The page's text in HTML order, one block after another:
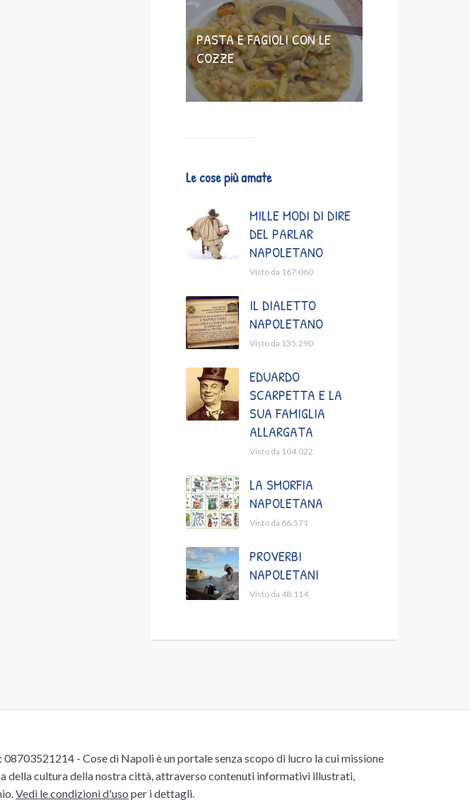
PASTA E FAGIOLI CON LE
COZZE
Le cose più amate
MILLE MODI DI DIRE
DEL PARLAR
NAPOLETANO
Visto da 167.060
IL DIALETTO
NAPOLETANO
Visto da 135.290
EDUARDO
SCARPETTA E LA
SUA FAMIGLIA
ALLARGATA
Visto da 104.022
LA SMORFIA
NAPOLETANA
Visto da 66.571
PROVERBI
NAPOLETANI
Visto da 48.114
- Cose di Napoli è un portale senza scopo di lucro la cui missione
della cultura della nostra città, attraverso contenuti informativi illustrati,
Vedi le condizioni d'uso per i dettagli.